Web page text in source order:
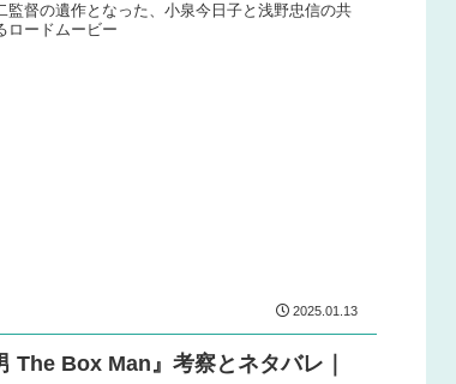
監督の遺作となった、小泉今日子と浅野忠信の共
ロードムービー
2025.01.13
The Box Man』考察とネタバレ｜